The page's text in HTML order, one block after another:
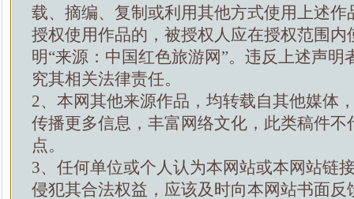
载、摘编、复制或利用其他方式使用上述作
授权使用作品的，被授权人应在授权范围内
明“来源：中国红色旅游网”。违反上述声明
究其相关法律责任。
2、本网其他来源作品，均转载自其他媒体
传播更多信息，丰富网络文化，此类稿件不
点。
3、任何单位或个人认为本网站或本网站链
侵犯其合法权益，应该及时向本网站书面反